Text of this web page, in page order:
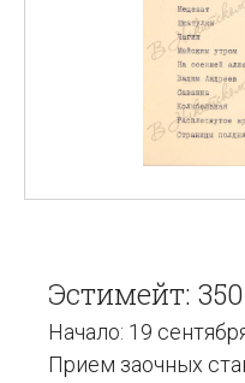
Эстимейт:
Начало: 19
Прием заочных